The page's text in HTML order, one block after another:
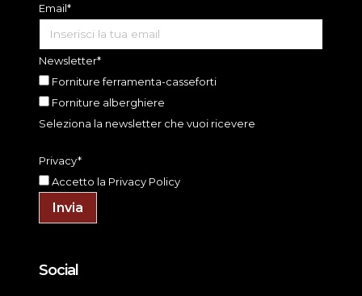
Email*
Newsletter*
Forniture ferramenta-casseforti
Forniture alberghiere
Seleziona la newsletter che vuoi ricevere
Privacy*
Accetto la Privacy Policy
Invia
Social